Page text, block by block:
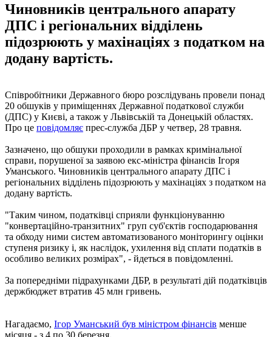
Чиновників центрального апарату
ДПС і регіональних відділень
підозрюють у махінаціях з податком на
додану вартість.
Співробітники Державного бюро розслідувань провели понад
20 обшуків у приміщеннях Державної податкової служби
(ДПС) у Києві, а також у Львівській та Донецькій областях.
Про це повідомляє прес-служба ДБР у четвер, 28 травня.
Зазначено, що обшуки проходили в рамках кримінальної
справи, порушеної за заявою екс-міністра фінансів Ігоря
Уманського. Чиновників центрального апарату ДПС і
регіональних відділень підозрюють у махінаціях з податком на
додану вартість.
"Таким чином, податківці сприяли функціонуванню
"конвертаційно-транзитних" груп суб'єктів господарювання
та обходу ними систем автоматизованого моніторингу оцінки
ступеня ризику і, як наслідок, ухилення від сплати податків в
особливо великих розмірах", - йдеться в повідомленні.
За попередніми підрахунками ДБР, в результаті дій податківців
держбюджет втратив 45 млн гривень.
Нагадаємо, Ігор Уманський був міністром фінансів менше
місяця - з 4 по 30 березня.